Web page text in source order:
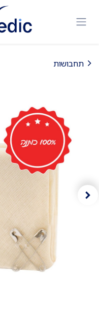
תחבושות